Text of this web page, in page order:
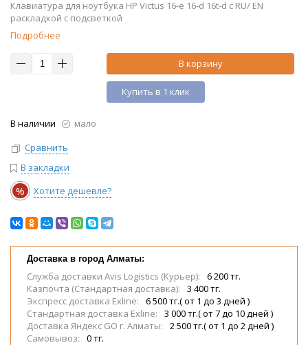
Клавиатура для ноутбука HP Victus 16-e 16-d 16t-d c RU/ EN
раскладкой с подсветкой
Подробнее
В корзину
Купить в 1 клик
В наличии
мало
Сравнить
В закладки
% Хотите дешевле?
Доставка в город Алматы:
Служба доставки Avis Logistics (Курьер):
6 200 тг.
Казпочта (Стандартная доставка):
3 400 тг.
Экспресс доставка Exline:
6 500 тг.( от 1 до 3 дней )
Стандартная доставка Exline:
3 000 тг.( от 7 до 10 дней )
Доставка Яндекс GO г. Алматы:
2 500 тг.( от 1 до 2 дней )
Самовывоз:
0 тг.